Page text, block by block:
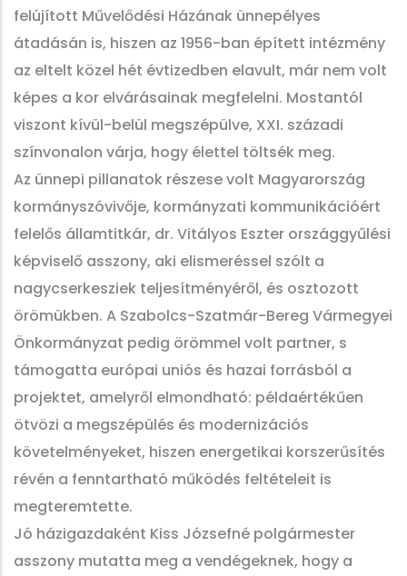
felújított Művelődési Házának ünnepélyes
átadásán is, hiszen az 1956-ban épített intézmény
az eltelt közel hét évtizedben elavult, már nem volt
képes a kor elvárásainak megfelelni. Mostantól
viszont kívül-belül megszépülve, XXI. századi
színvonalon várja, hogy élettel töltsék meg.
Az ünnepi pillanatok részese volt Magyarország
kormányszóvivője, kormányzati kommunikációért
felelős államtitkár, dr. Vitályos Eszter országgyűlési
képviselő asszony, aki elismeréssel szólt a
nagycserkesziek teljesítményéről, és osztozott
örömükben. A Szabolcs-Szatmár-Bereg Vármegyei
Önkormányzat pedig örömmel volt partner, s
támogatta európai uniós és hazai forrásból a
projektet, amelyről elmondható: példaértékűen
ötvözi a megszépülés és modernizációs
követelményeket, hiszen energetikai korszerűsítés
révén a fenntartható működés feltételeit is
megteremtette.
Jó házigazdaként Kiss Józsefné polgármester
asszony mutatta meg a vendégeknek, hogy a